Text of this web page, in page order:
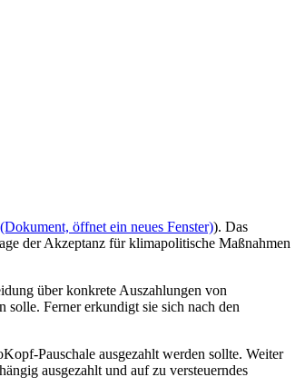
(Dokument, öffnet ein neues Fenster)). Das
der Akzeptanz für klimapolitische Maßnahmen
über konkrete Auszahlungen von
solle. Ferner erkundigt sie sich nach den
Pauschale ausgezahlt werden sollte. Weiter
ausgezahlt und auf zu versteuerndes